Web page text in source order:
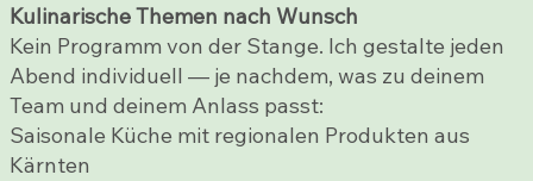
Kulinarische Themen nach Wunsch
Kein Programm von der Stange. Ich gestalte jeden
Abend individuell — je nachdem, was zu deinem
Team und deinem Anlass passt:
Saisonale Küche mit regionalen Produkten aus
Kärnten